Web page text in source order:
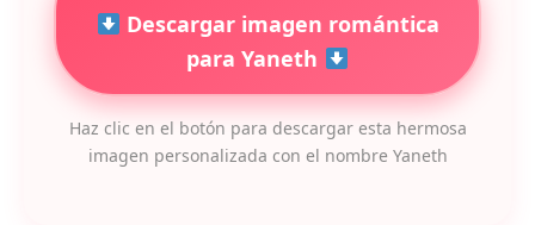
Descargar imagen romántica
para Yaneth
Haz clic en el botón para descargar esta hermosa
imagen personalizada con el nombre Yaneth